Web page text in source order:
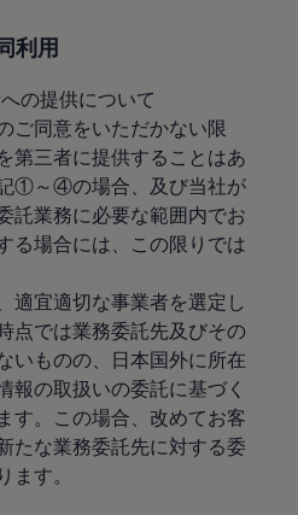
ビスガイド
イナンスプログラム
いて
ー地域別採用情報
管理・コンプライアンス
利用
の提供について
ご同意をいただかない限
第三者に提供することはあ
①～④の場合、及び当社が
託業務に必要な範囲内でお
る場合には、この限りでは
適宜適切な事業者を選定し
点では業務委託先及びその
いものの、日本国外に所在
報の取扱いの委託に基づく
す。この場合、改めてお客
たな業務委託先に対する委
ます。